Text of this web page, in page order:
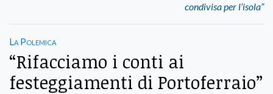
condivisa per l’isola”
La Polemica
“Rifacciamo i conti ai
festeggiamenti di Portoferraio”